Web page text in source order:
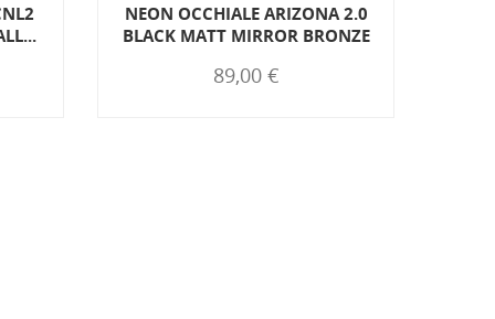
NEON OCCHIALE ARIZONA 2.0
BLACK MATT MIRROR BRONZE
89,00 €